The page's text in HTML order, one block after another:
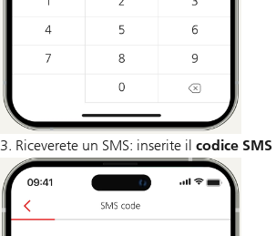
3. Riceverete un SMS: inserite il codice SMS